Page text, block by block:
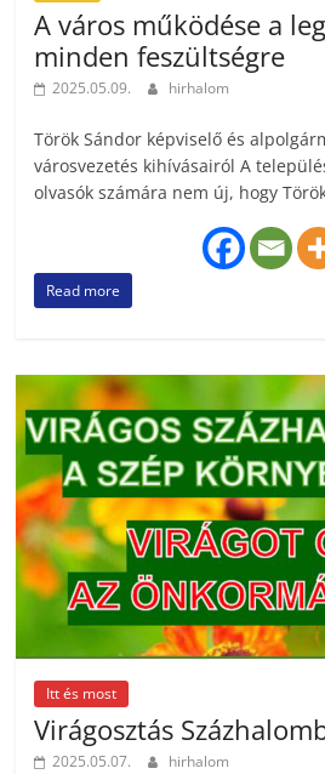
A város működése a
minden feszültségre
2025.05.09. hirhalom
Török Sándor képviselő és
városvezetés kihívásairól A
olvasók számára nem új, hogy
Read more
Itt és most
Virágosztás
2025.05.07. hirhalom